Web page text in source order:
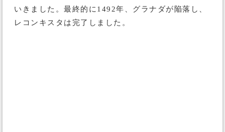
いきました。最終的に1492年、グラナダが陥落し、
レコンキスタは完了しました。